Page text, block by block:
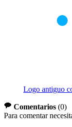
Logo antiguo
Comentarios (0)
Para comentar